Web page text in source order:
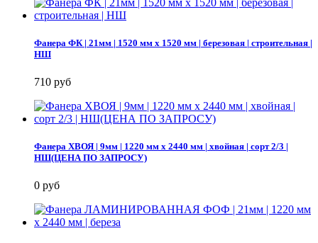
Фанера ФК | 21мм | 1520 мм х 1520 мм | березовая | строительная |
НШ
710 руб
Фанера ХВОЯ | 9мм | 1220 мм х 2440 мм | хвойная | сорт 2/3 |
НШ(ЦЕНА ПО ЗАПРОСУ)
0 руб